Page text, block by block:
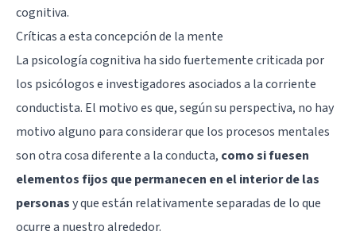
cognitiva.
Críticas a esta concepción de la mente
La psicología cognitiva ha sido fuertemente criticada por
los psicólogos e investigadores asociados a la corriente
conductista. El motivo es que, según su perspectiva, no hay
motivo alguno para considerar que los procesos mentales
son otra cosa diferente a la conducta, como si fuesen
elementos fijos que permanecen en el interior de las
personasy que están relativamente separadas de lo que
ocurre a nuestro alrededor.